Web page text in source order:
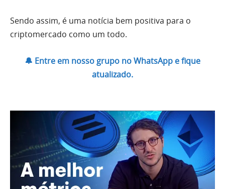
Sendo assim, é uma notícia bem positiva para o
criptomercado como um todo.
🔔 Entre em nosso grupo no WhatsApp e fique
atualizado.